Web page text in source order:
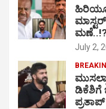
ಮಾಸ್ಟರ್
July 2,
ಡಿಕೆಶಿಗೆ